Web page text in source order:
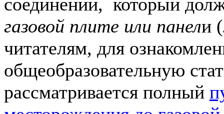
газовой плите или панели
читателям, для
общеобразовательную
рассматривается полный